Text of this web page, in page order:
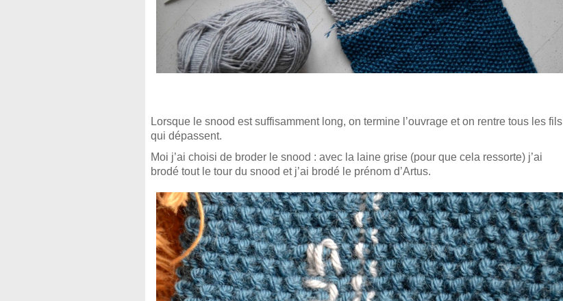
Lorsque le snood est suffisamment long, on termine l’ouvrage et on rentre tous les fils
qui dépassent.
Moi j’ai choisi de broder le snood : avec la laine grise (pour que cela ressorte) j’ai
brodé tout le tour du snood et j’ai brodé le prénom d’Artus.